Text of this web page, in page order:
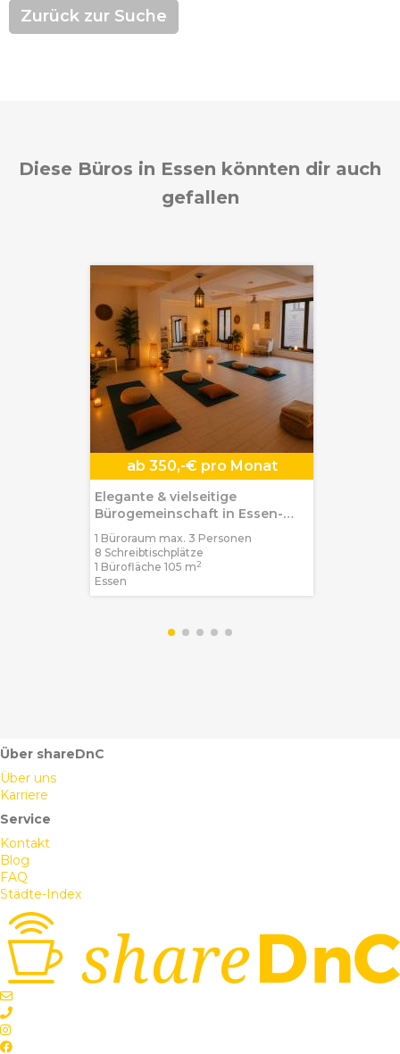
Zurück zur Suche
Diese Büros in Essen könnten dir auch
gefallen
ab 350,-€ pro Monat
Elegante & vielseitige
Bürogemeinschaft in Essen-
Rüttenscheid
1 Büroraum max. 3 Personen
8 Schreibtischplätze
1 Bürofläche 105 m2
Essen
Über shareDnC
Über uns
Karriere
Service
Kontakt
Blog
FAQ
Städte-Index